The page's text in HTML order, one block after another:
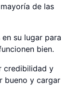
de las
su lugar para
bien.
credibilidad y
bueno y cargar